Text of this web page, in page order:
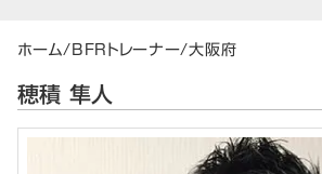
ホーム/BFRトレーナー/大阪府
穂積 隼人